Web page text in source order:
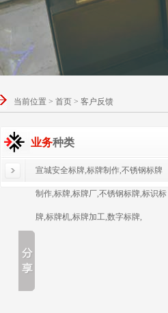
当前位置 > 首页 > 客户反馈
业务种类
宣城安全标牌,标牌制作,不锈钢标牌
制作,标牌,标牌厂,不锈钢标牌,标识标
牌,标牌机,标牌加工,数字标牌,